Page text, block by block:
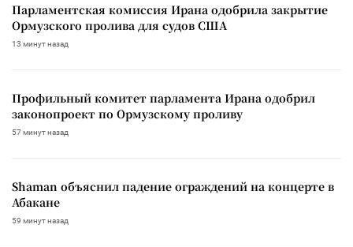
Парламентская комиссия Ирана одобрила закрытие
Ормузского пролива для судов США
13 минут назад
Профильный комитет парламента Ирана одобрил
законопроект по Ормузскому проливу
57 минут назад
Shaman объяснил падение ограждений на концерте в
Абакане
59 минут назад